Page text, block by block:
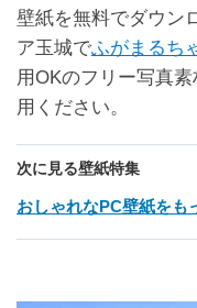
壁紙を無料でダウン
ア玉城でふがまるち
用OKのフリー写真素
用ください。
次に見る壁紙特集
おしゃれなPC壁紙をも